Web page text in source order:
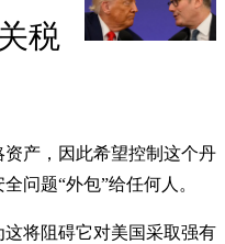
税
产，因此希望控制这个丹
问题“外包”给任何人。
将阻碍它对美国采取强有